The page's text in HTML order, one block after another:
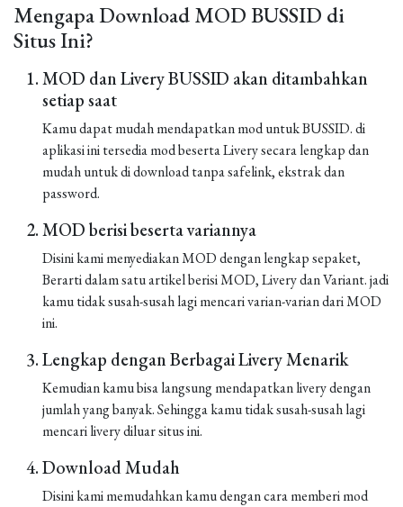
Mengapa Download MOD BUSSID di
Situs Ini?
MOD dan Livery BUSSID akan ditambahkan
setiap saat
Kamu dapat mudah mendapatkan mod untuk BUSSID. di
aplikasi ini tersedia mod beserta Livery secara lengkap dan
mudah untuk di download tanpa safelink, ekstrak dan
password.
MOD berisi beserta variannya
Disini kami menyediakan MOD dengan lengkap sepaket,
Berarti dalam satu artikel berisi MOD, Livery dan Variant. jadi
kamu tidak susah-susah lagi mencari varian-varian dari MOD
ini.
Lengkap dengan Berbagai Livery Menarik
Kemudian kamu bisa langsung mendapatkan livery dengan
jumlah yang banyak. Sehingga kamu tidak susah-susah lagi
mencari livery diluar situs ini.
Download Mudah
Disini kami memudahkan kamu dengan cara memberi mod